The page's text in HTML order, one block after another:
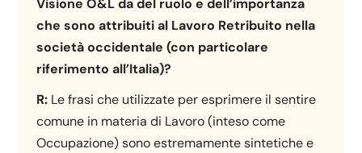
Visione O&L da del ruolo e dell’importanza
che sono attribuiti al Lavoro Retribuito nella
società occidentale (con particolare
riferimento all’Italia)?
R: Le frasi che utilizzate per esprimere il sentire
comune in materia di Lavoro (inteso come
Occupazione) sono estremamente sintetiche e